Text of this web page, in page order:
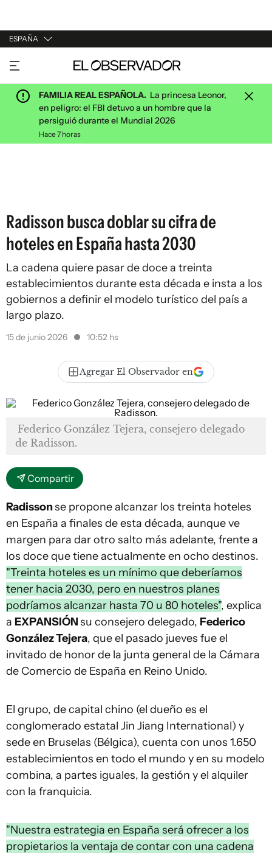
ESPAÑA
URUGUAY
ARGENTINA
ESPAÑA
ESTADOS UNIDOS
FAMILIA REAL ESPAÑOLA. La princesa Leonor,
en peligro: el FBI detuvo a un hombre que la
persiguió durante el Mundial 2026
Hace 7 horas
Radisson busca doblar su cifra de
hoteles en España hasta 2030
La cadena quiere pasar de doce a treinta
establecimientos durante esta década e insta a los
gobiernos a definir el modelo turístico del país a
largo plazo.
15 de junio 2026 10:52 hs
Agregar El Observador en
Federico González Tejera, consejero delegado
de Radisson.
Compartir
Radissonse propone alcanzar los treinta hoteles
en España a finales de esta década, aunque ve
margen para dar otro salto más adelante, frente a
los doce que tiene actualmente en ocho destinos.
"Treinta hoteles es un mínimo que deberíamos
tener hacia 2030, pero en nuestros planes
podríamos alcanzar hasta 70 u 80 hoteles", explica
a EXPANSIÓNsu consejero delegado, Federico
González Tejera, que el pasado jueves fue el
invitado de honor de la junta general de la Cámara
de Comercio de España en Reino Unido.
El grupo, de capital chino (el dueño es el
conglomerado estatal Jin Jiang International) y
sede en Bruselas (Bélgica), cuenta con unos 1.650
establecimientos en todo el mundo y en su modelo
combina, a partes iguales, la gestión y el alquiler
con la franquicia.
"Nuestra estrategia en España será ofrecer a los
propietarios la ventaja de contar con una cadena